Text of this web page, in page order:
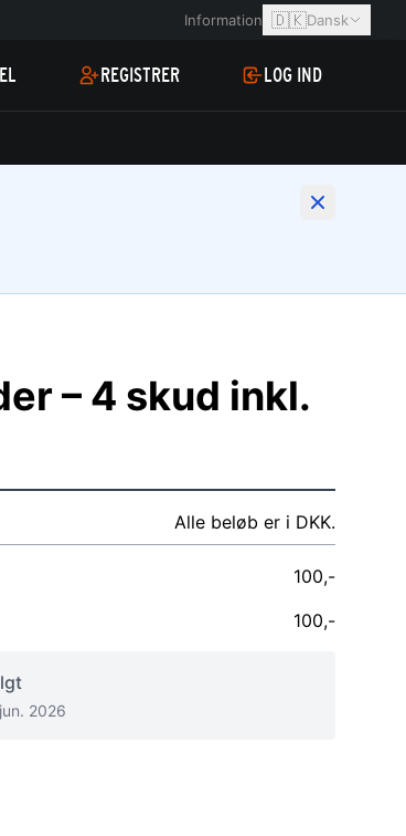
Information 🇩🇰Dansk
REGISTRER LOG IND
– 4 skud inkl.
Alle beløb er i DKK.
100,-
100,-
2026